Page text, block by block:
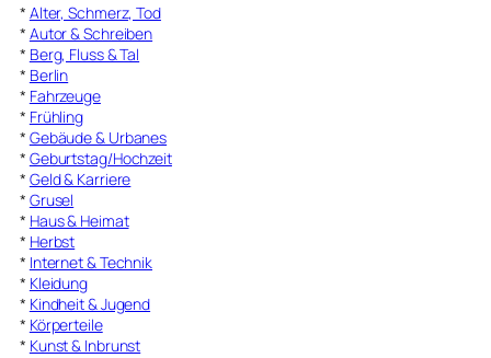
* Alter, Schmerz, Tod
* Autor & Schreiben
* Berg, Fluss & Tal
* Berlin
* Fahrzeuge
* Frühling
* Gebäude & Urbanes
* Geburtstag/Hochzeit
* Geld & Karriere
* Grusel
* Haus & Heimat
* Herbst
* Internet & Technik
* Kleidung
* Kindheit & Jugend
* Körperteile
* Kunst & Inbrunst